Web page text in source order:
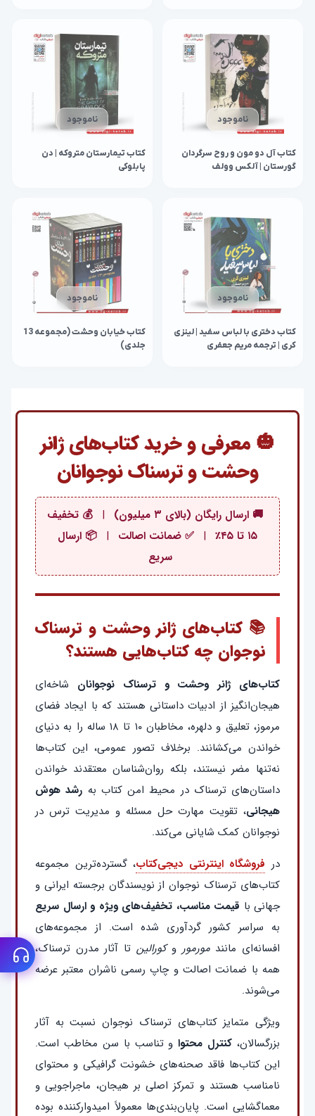
ناموجود
کتاب آل دو مون و روح سرگردان
گورستان | آلکس وولف
ناموجود
کتاب تیمارستان متروکه | دن
پابلوکی
ناموجود
کتاب دختری با لباس سفید | لینزی
کری | ترجمه مریم جعفری
ناموجود
کتاب خیابان وحشت (مجموعه 13
جلدی)
🎃 معرفی و خرید کتاب‌های ژانر
وحشت و ترسناک نوجوانان
🚚 ارسال رایگان (بالای ۳ میلیون) |
💰 تخفیف
۱۵ تا ۴۵٪
| ✅ ضمانت اصالت | 📦 ارسال
سریع
📚 کتاب‌های ژانر وحشت و ترسناک
نوجوان چه کتاب‌هایی هستند؟
کتاب‌های ژانر وحشت و ترسناک نوجوانان شاخه‌ای
هیجان‌انگیز از ادبیات داستانی هستند که با ایجاد فضای
مرموز، تعلیق و دلهره، مخاطبان ۱۰ تا ۱۸ ساله را به دنیای
خواندن می‌کشانند. برخلاف تصور عمومی، این کتاب‌ها
نه‌تنها مضر نیستند، بلکه روان‌شناسان معتقدند خواندن
داستان‌های ترسناک در محیط امن کتاب به رشد هوش
هیجانی، تقویت مهارت حل مسئله و مدیریت ترس در
نوجوانان کمک شایانی می‌کند.
در فروشگاه اینترنتی دیجی‌کتاب، گسترده‌ترین مجموعه
کتاب‌های ترسناک نوجوان از نویسندگان برجسته ایرانی و
جهانی با قیمت مناسب، تخفیف‌های ویژه و ارسال سریع
به سراسر کشور گردآوری شده است. از مجموعه‌های
افسانه‌ای مانندمورموروکورالین تا آثار مدرن ترسناک،
همه با ضمانت اصالت و چاپ رسمی ناشران معتبر عرضه
می‌شوند.
ویژگی متمایز کتاب‌های ترسناک نوجوان نسبت به آثار
بزرگسالان، کنترل محتواو تناسب با سن مخاطب است.
این کتاب‌ها فاقد صحنه‌های خشونت گرافیکی و محتوای
نامناسب هستند و تمرکز اصلی بر هیجان، ماجراجویی و
معماگشایی است. پایان‌بندی‌ها معمولاً امیدوارکننده بوده